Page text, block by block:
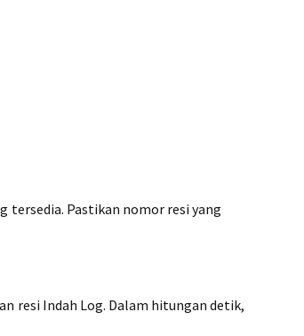
tersedia. Pastikan nomor resi yang
resi Indah Log. Dalam hitungan detik,